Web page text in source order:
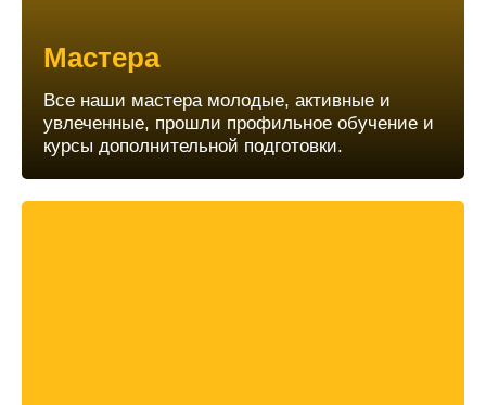
Мастера
Все наши мастера молодые, активные и
увлеченные, прошли профильное обучение и
курсы дополнительной подготовки.